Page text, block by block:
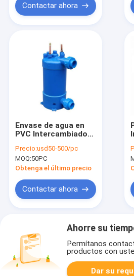
Contactar ahora
Envase de agua en
PVC Intercambiador
Titanio
Intercambiador de
calor de bobina
Precio:usd50-500/pc
MOQ:50PC
Obtenga el último precio
Contactar ahora
Ahorre su
Permítanos
productos con
Dar su